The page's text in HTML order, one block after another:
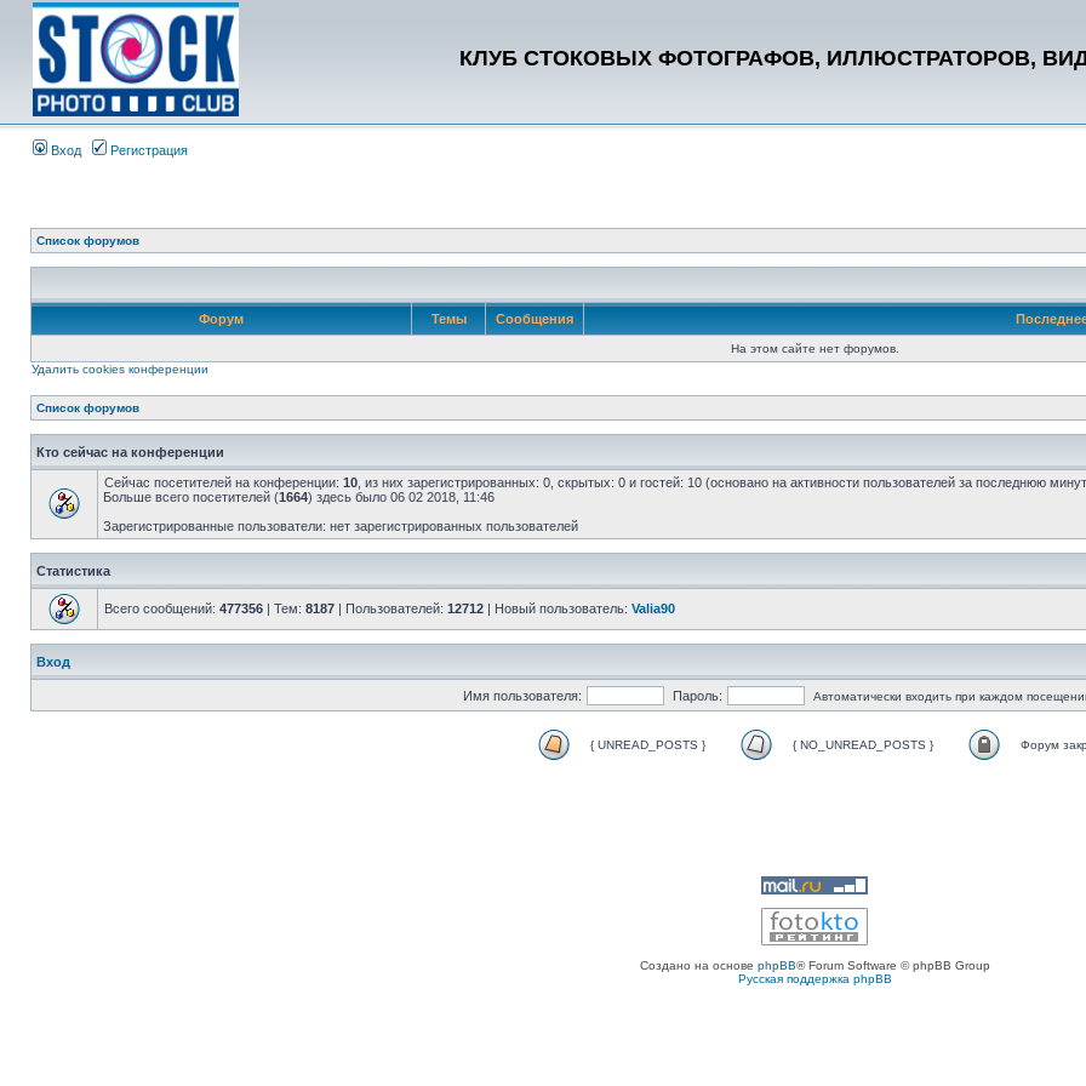
КЛУБ СТОКОВЫХ ФОТОГРАФОВ, ИЛЛЮСТРАТОРОВ,
Вход Регистрация
Список форумов
Форум Темы Сообщения
На этом сайте нет форумов.
Удалить cookies конференции
Список форумов
Кто сейчас на конференции
Сейчас посетителей на конференции: 10 , из них зарегистрированных: 0, скрытых: 0 и гостей: 10 (основано на активности пользователей за последнюю
Больше всего посетителей (1664) здесь было 06 02 2018, 11:46
Зарегистрированные пользователи: нет зарегистрированных пользователей
Статистика
Всего сообщений: 477356 | Тем: 8187 | Пользователей: 12712 | Новый пользователь: Valia90
Вход
Имя пользователя: Пароль: Автоматически входить при каждом
{ UNREAD_POSTS } { NO_UNREAD_POSTS } Форум
Создано на основе phpBB® Forum Software © phpBB Group
Русская поддержка phpBB